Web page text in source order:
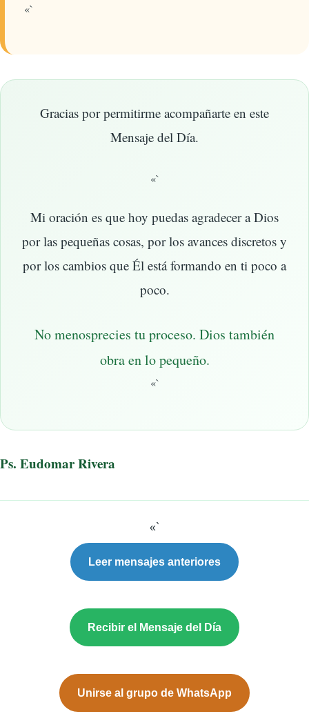
«`
Gracias por permitirme acompañarte en este
Mensaje del Día.
«`
Mi oración es que hoy puedas agradecer a Dios
por las pequeñas cosas, por los avances discretos y
por los cambios que Él está formando en ti poco a
poco.
No menosprecies tu proceso. Dios también
obra en lo pequeño.
«`
Ps. Eudomar Rivera
«`
Leer mensajes anteriores
Recibir el Mensaje del Día
Unirse al grupo de WhatsApp